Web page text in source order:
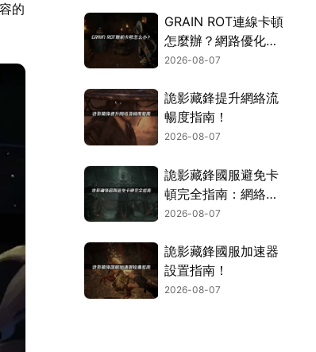
的
GRAIN ROT連線卡頓
怎麼辦？網路優化這
樣解決！
2026-08-07
詭影藏鋒提升網絡流
暢度指南！
2026-08-07
詭影藏鋒國服避免卡
頓完全指南：網絡優
化與解決技巧！
2026-08-07
詭影藏鋒國服加速器
設置指南！
2026-08-07